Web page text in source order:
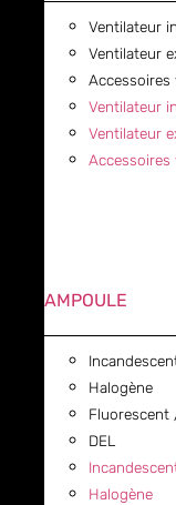
Ventilateur
Ventilateur
Accessoires
Ventilateur
Ventilateur
Accessoires
AMPOULE
Halogène
Fluorescent
DEL
Halogène